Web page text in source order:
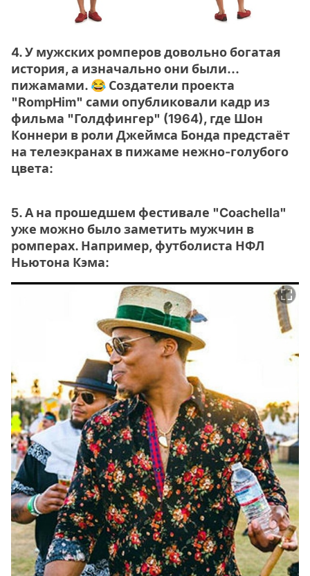
4. У мужских ромперов довольно богатая
история, а изначально они были...
пижамами. 😂 Создатели проекта
"RompHim" сами опубликовали кадр из
фильма "Голдфингер" (1964), где Шон
Коннери в роли Джеймса Бонда предстаёт
на телеэкранах в пижаме нежно-голубого
цвета:
5. А на прошедшем фестивале "Coachella"
уже можно было заметить мужчин в
ромперах. Например, футболиста НФЛ
Ньютона Кэма: